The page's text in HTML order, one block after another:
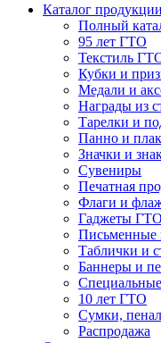
Каталог продукции
Полный
95 лет ГТО
Текстиль
Кубки и
Медали и
Награды из
Тарелки и
Панно и
Значки и
Сувениры
Печатная
Флаги и
Гаджеты ГТО
Письменные
Таблички и
Баннеры и
10 лет ГТО
Сумки,
Распродажа